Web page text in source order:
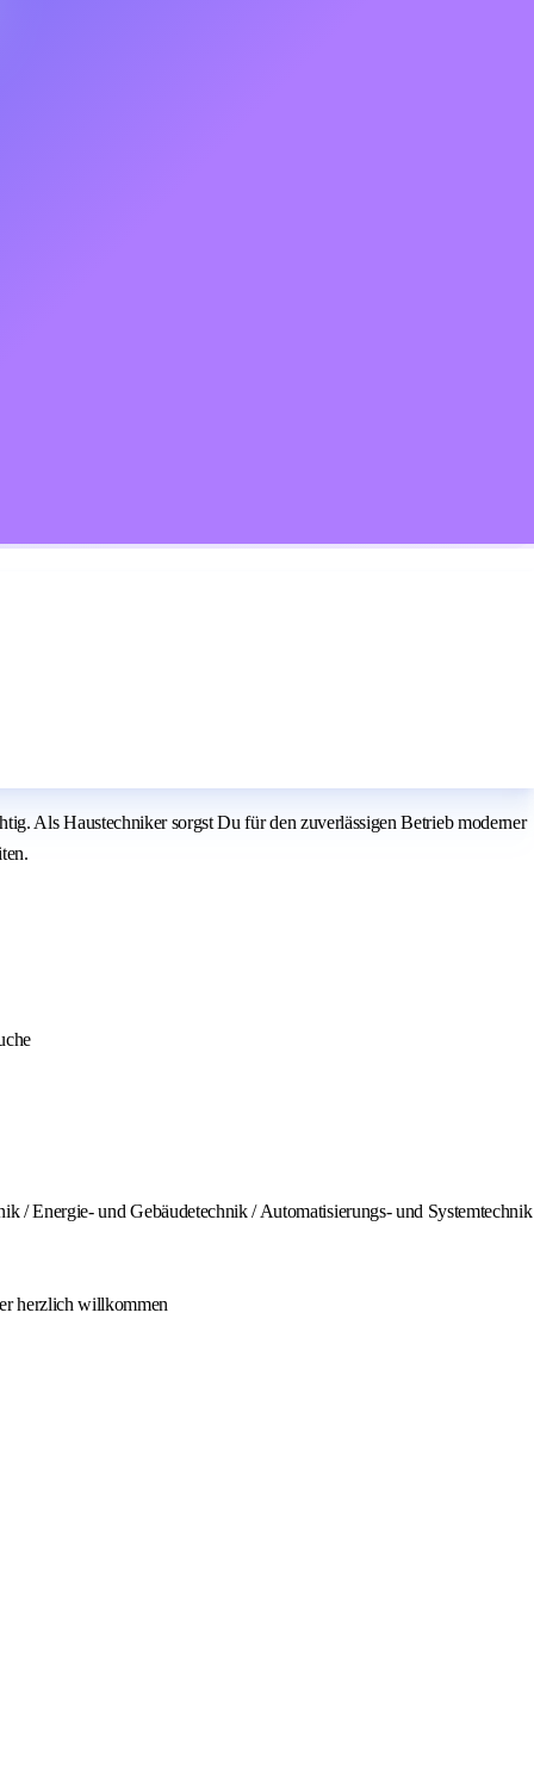
Als Haustechniker sorgst Du für den zuverlässigen Betrieb moderner
/ Energie- und Gebäudetechnik / Automatisierungs- und Systemtechnik
herzlich willkommen